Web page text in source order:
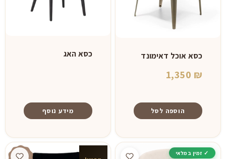
כסא אוכל דאימונד
1,350 ₪
הוספה לסל
כסא האג
מידע נוסף